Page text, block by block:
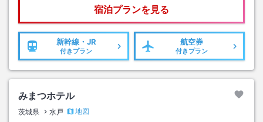
宿泊プランを見る
新幹線・JR
付きプラン
航空券
付きプラン
みまつホテル
茨城県 水戸
地図